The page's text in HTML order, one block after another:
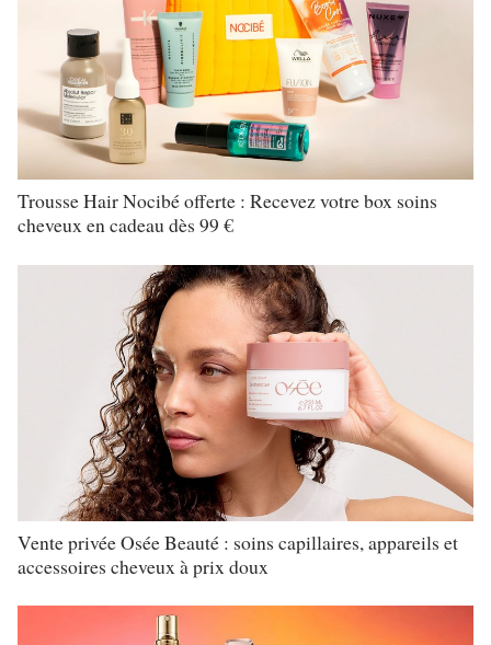
Trousse Hair Nocibé offerte : Recevez votre box soins
cheveux en cadeau dès 99 €
Vente privée Osée Beauté : soins capillaires, appareils et
accessoires cheveux à prix doux